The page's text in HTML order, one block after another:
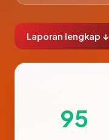
Laporan lengkap ↓
95